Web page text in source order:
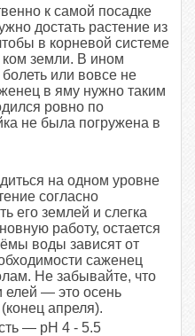
к самой посадке
достать растение из
в корневой системе
ком земли. В ином
или вовсе не
в яму нужно таким
ровно по
не была погружена в
на одном уровне
согласно
его землей и слегка
работу, остается
воды зависят от
саженец
Не забывайте, что
елей — это осень
апреля).
— pH 4 - 5.5